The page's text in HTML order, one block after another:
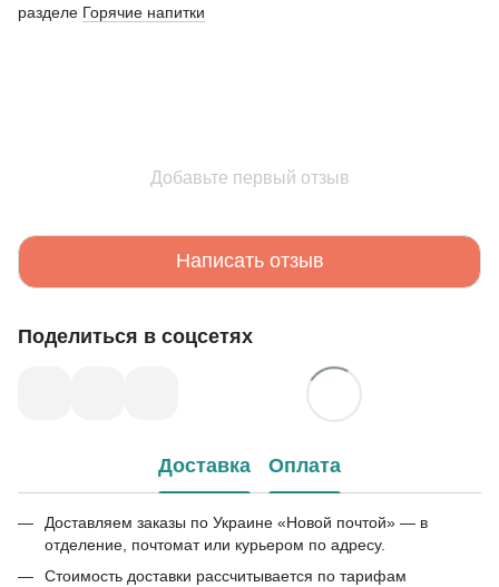
разделе Горячие напитки
Добавьте первый отзыв
Написать отзыв
Поделиться в соцсетях
Доставка Оплата
Доставляем заказы по Украине «Новой почтой» — в
отделение, почтомат или курьером по адресу.
Стоимость доставки рассчитывается по тарифам